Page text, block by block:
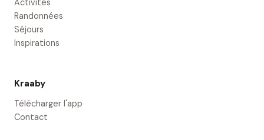
Activités
Randonnées
Séjours
Inspirations
Kraaby
Télécharger l'app
Contact